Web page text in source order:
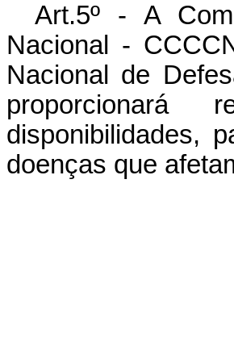
Art.5º - A
Nacional -
Nacional de
proporcionará
disponibilidades,
doenças que